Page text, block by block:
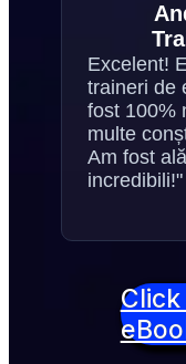
Click
Excelent!
traineri de
fost 100%
multe
Am fost
incredibili!"